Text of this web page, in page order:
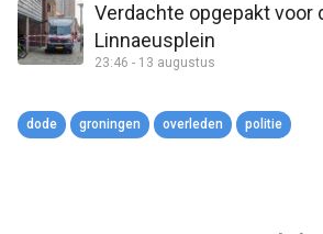
Verdachte opgepakt voor
Linnaeusplein
23:46 - 13 augustus
dode groningen overleden politie